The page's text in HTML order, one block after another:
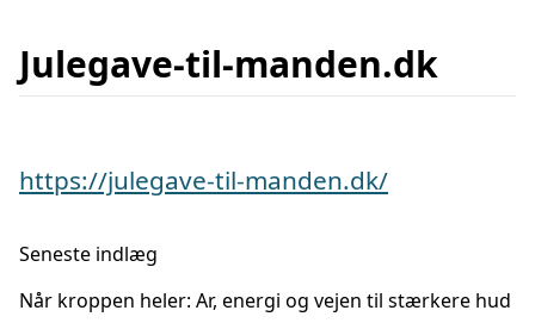
Julegave-til-manden.dk
https://julegave-til-manden.dk/
Seneste indlæg
Når kroppen heler: Ar, energi og vejen til stærkere hud